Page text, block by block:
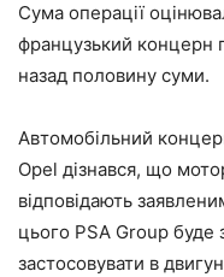
Сума операції
французький концерн
назад половину суми.
Автомобільний
Opel дізнався, що
відповідають
цього PSA Group буде
застосовувати в